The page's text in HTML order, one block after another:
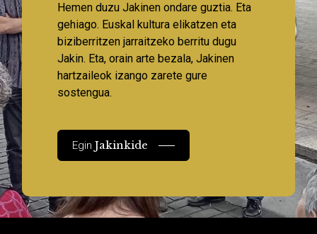
Hemen duzu Jakinen ondare guztia. Eta
gehiago. Euskal kultura elikatzen eta
biziberritzen jarraitzeko berritu dugu
Jakin. Eta, orain arte bezala, Jakinen
hartzaileok izango zarete gure
sostengua.
EginJakinkide